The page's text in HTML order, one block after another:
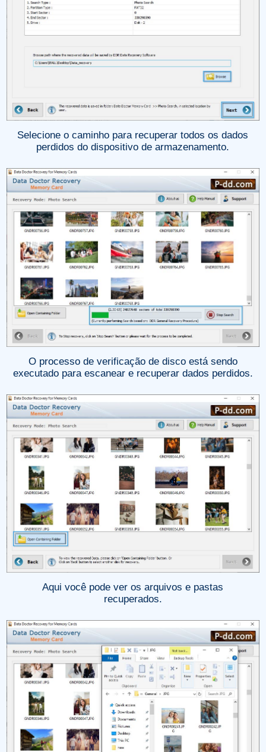
Selecione o caminho para recuperar todos os dados
perdidos do dispositivo de armazenamento.
O processo de verificação de disco está sendo
executado para escanear e recuperar dados perdidos.
Aqui você pode ver os arquivos e pastas
recuperados.